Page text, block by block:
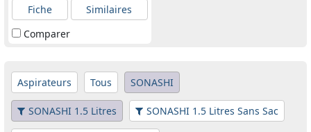
Fiche
Similaires
Comparer
Aspirateurs Tous SONASHI
SONASHI 1.5 Litres SONASHI 1.5 Litres Sans Sac